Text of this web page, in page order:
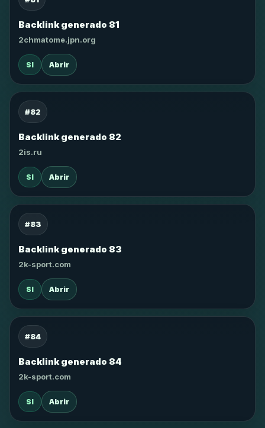
Backlink generado 81
2chmatome.jpn.org
SI Abrir
#82
Backlink generado 82
2is.ru
SI Abrir
#83
Backlink generado 83
2k-sport.com
SI Abrir
#84
Backlink generado 84
2k-sport.com
SI Abrir